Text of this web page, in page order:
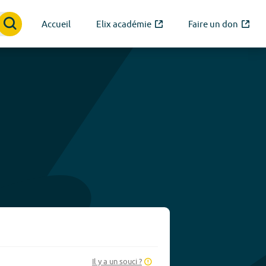
Accueil Elix académie Faire un don
Il y a un souci ?